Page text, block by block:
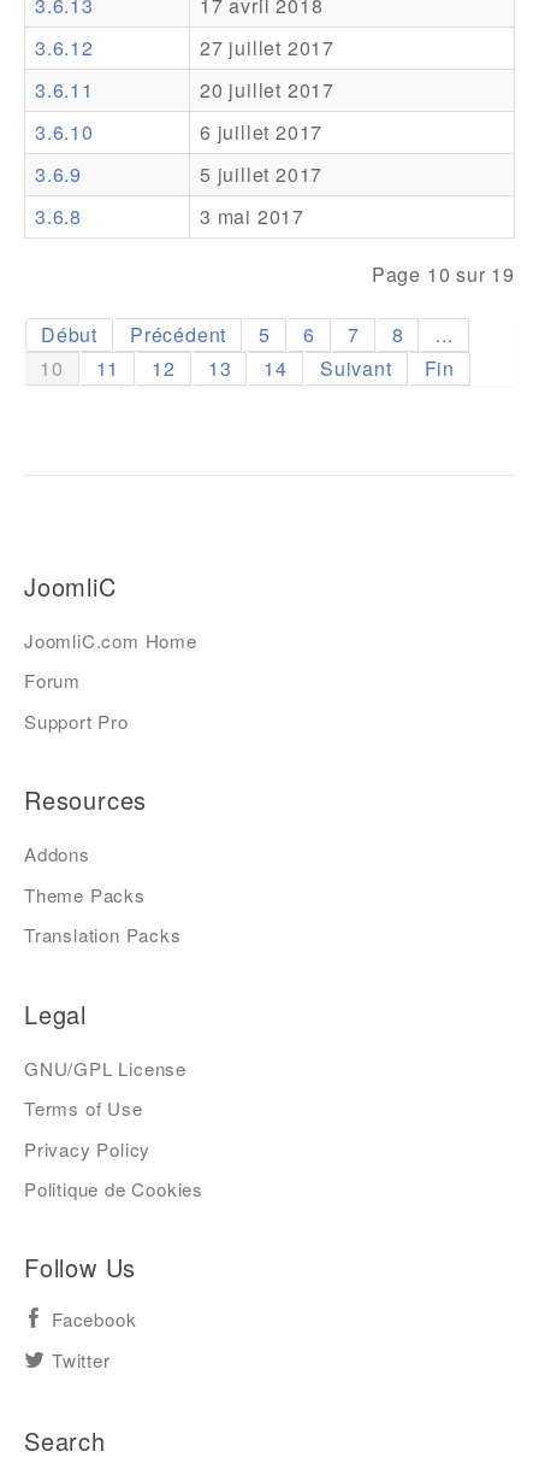
Support
Forum
Support Pro
3.6.12
27 juillet 2017
3.6.11
20 juillet 2017
3.6.10
6 juillet 2017
3.6.9
5 juillet 2017
3.6.8
3 mai 2017
Page 10 sur 19
Début Précédent 5 6 7 8
...
10
11 12 13 14 Suivant Fin
JoomliC
JoomliC.com Home
Forum
Support Pro
Resources
Addons
Theme Packs
Translation Packs
Legal
GNU/GPL License
Terms of Use
Privacy Policy
Politique de Cookies
Follow Us
Facebook
Twitter
Search